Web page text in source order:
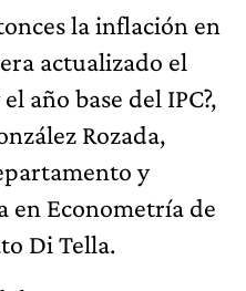
la inflación en
actualizado el
año base del IPC?,
Rozada,
y
en Econometría de
Di Tella.